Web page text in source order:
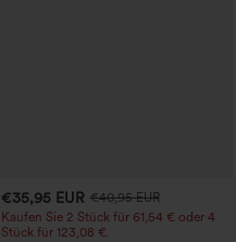
€35,95 EUR €40,95 EUR
Kaufen Sie 2 Stück für 61,54 € oder 4
Stück für 123,08 €.